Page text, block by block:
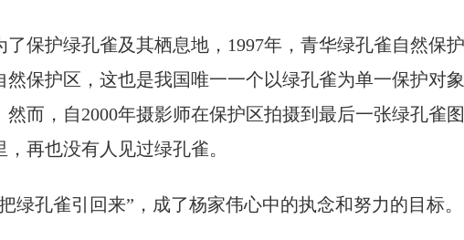
护绿孔雀及其栖息地，1997年，青华绿孔雀自然保
然保护区，这也是我国唯一一个以绿孔雀为单一保护对
然而，自2000年摄影师在保护区拍摄到最后一张绿孔雀
，再也没有人见过绿孔雀。
孔雀引回来”，成了杨家伟心中的执念和努力的目标。